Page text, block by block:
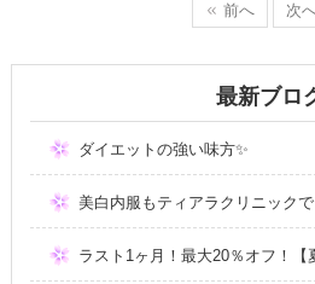
前へ 次
最新ブロ
ダイエットの強い味方✨
美白内服もティアラクリニックで
ラスト1ヶ月！最大20％オフ！【